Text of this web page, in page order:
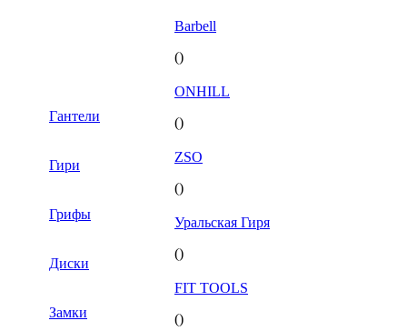
Гантели
Гири
Грифы
Диски
Замки
Barbell
()
ONHILL
()
ZSO
()
Уральская Гиря
()
FIT TOOLS
()